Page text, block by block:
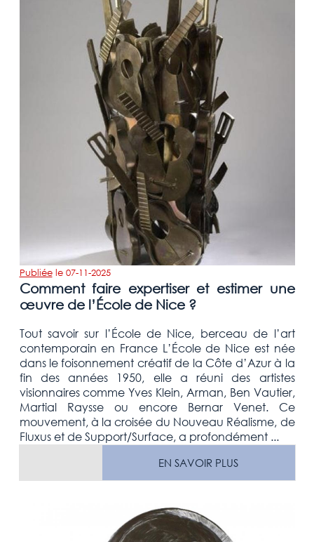
Publiéele 07-11-2025
Comment faire expertiser et estimer une
œuvre de l’École de Nice ?
Tout savoir sur l’École de Nice, berceau de l’art
contemporain en France L’École de Nice est née
dans le foisonnement créatif de la Côte d’Azur à la
fin des années 1950, elle a réuni des artistes
visionnaires comme Yves Klein, Arman, Ben Vautier,
Martial Raysse ou encore Bernar Venet. Ce
mouvement, à la croisée du Nouveau Réalisme, de
Fluxus et de Support/Surface, a profondément ...
EN SAVOIR PLUS